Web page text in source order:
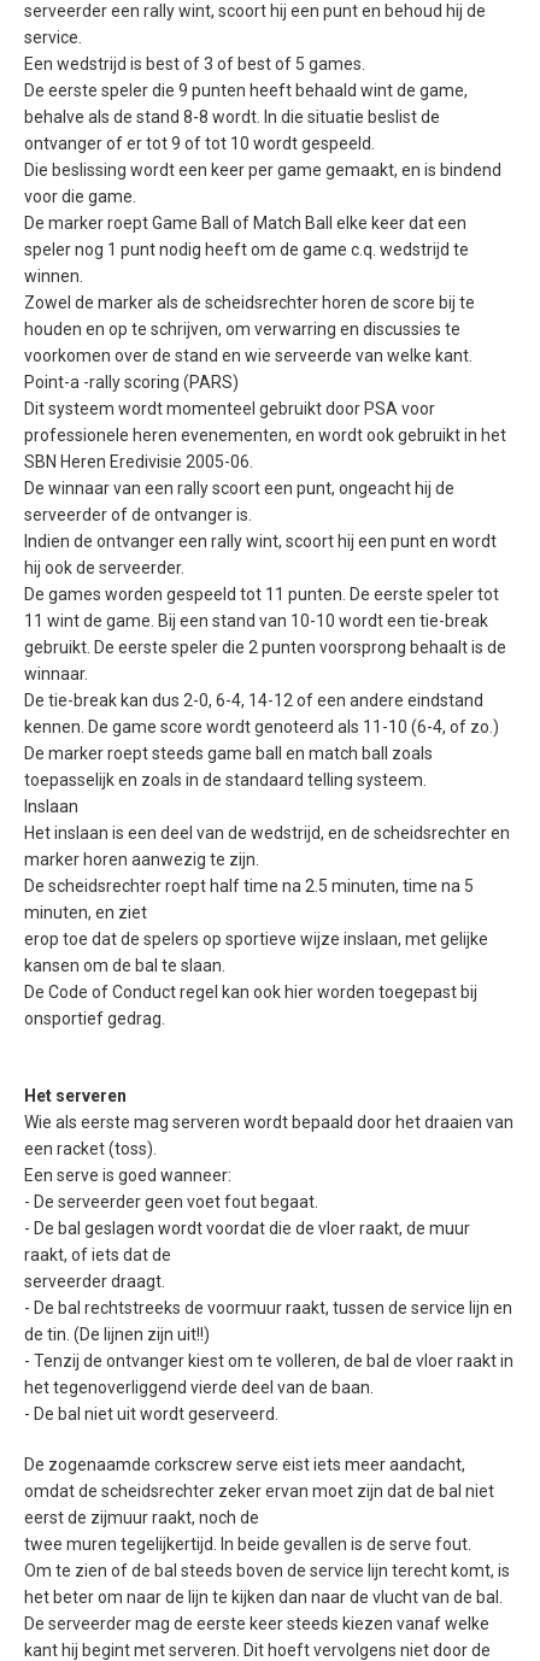
serveerder een rally wint, scoort hij een punt en behoud hij de
service.
Een wedstrijd is best of 3 of best of 5 games.
De eerste speler die 9 punten heeft behaald wint de game,
behalve als de stand 8-8 wordt. In die situatie beslist de
ontvanger of er tot 9 of tot 10 wordt gespeeld.
Die beslissing wordt een keer per game gemaakt, en is bindend
voor die game.
De marker roept Game Ball of Match Ball elke keer dat een
speler nog 1 punt nodig heeft om de game c.q. wedstrijd te
winnen.
Zowel de marker als de scheidsrechter horen de score bij te
houden en op te schrijven, om verwarring en discussies te
voorkomen over de stand en wie serveerde van welke kant.
Point-a -rally scoring (PARS)
Dit systeem wordt momenteel gebruikt door PSA voor
professionele heren evenementen, en wordt ook gebruikt in het
SBN Heren Eredivisie 2005-06.
De winnaar van een rally scoort een punt, ongeacht hij de
serveerder of de ontvanger is.
Indien de ontvanger een rally wint, scoort hij een punt en wordt
hij ook de serveerder.
De games worden gespeeld tot 11 punten. De eerste speler tot
11 wint de game. Bij een stand van 10-10 wordt een tie-break
gebruikt. De eerste speler die 2 punten voorsprong behaalt is de
winnaar.
De tie-break kan dus 2-0, 6-4, 14-12 of een andere eindstand
kennen. De game score wordt genoteerd als 11-10 (6-4, of zo.)
De marker roept steeds game ball en match ball zoals
toepasselijk en zoals in de standaard telling systeem.
Inslaan
Het inslaan is een deel van de wedstrijd, en de scheidsrechter en
marker horen aanwezig te zijn.
De scheidsrechter roept half time na 2.5 minuten, time na 5
minuten, en ziet
erop toe dat de spelers op sportieve wijze inslaan, met gelijke
kansen om de bal te slaan.
De Code of Conduct regel kan ook hier worden toegepast bij
onsportief gedrag.
Het serveren
Wie als eerste mag serveren wordt bepaald door het draaien van
een racket (toss).
Een serve is goed wanneer:
- De serveerder geen voet fout begaat.
- De bal geslagen wordt voordat die de vloer raakt, de muur
raakt, of iets dat de
serveerder draagt.
- De bal rechtstreeks de voormuur raakt, tussen de service lijn en
de tin. (De lijnen zijn uit!!)
- Tenzij de ontvanger kiest om te volleren, de bal de vloer raakt in
het tegenoverliggend vierde deel van de baan.
- De bal niet uit wordt geserveerd.
De zogenaamde corkscrew serve eist iets meer aandacht,
omdat de scheidsrechter zeker ervan moet zijn dat de bal niet
eerst de zijmuur raakt, noch de
twee muren tegelijkertijd. In beide gevallen is de serve fout.
Om te zien of de bal steeds boven de service lijn terecht komt, is
het beter om naar de lijn te kijken dan naar de vlucht van de bal.
De serveerder mag de eerste keer steeds kiezen vanaf welke
kant hij begint met serveren. Dit hoeft vervolgens niet door de